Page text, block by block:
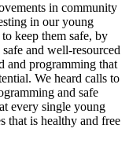
in community
in our young
keep them safe, by
and well-resourced
and programming that
We heard calls to
and safe
every single young
that is healthy and free